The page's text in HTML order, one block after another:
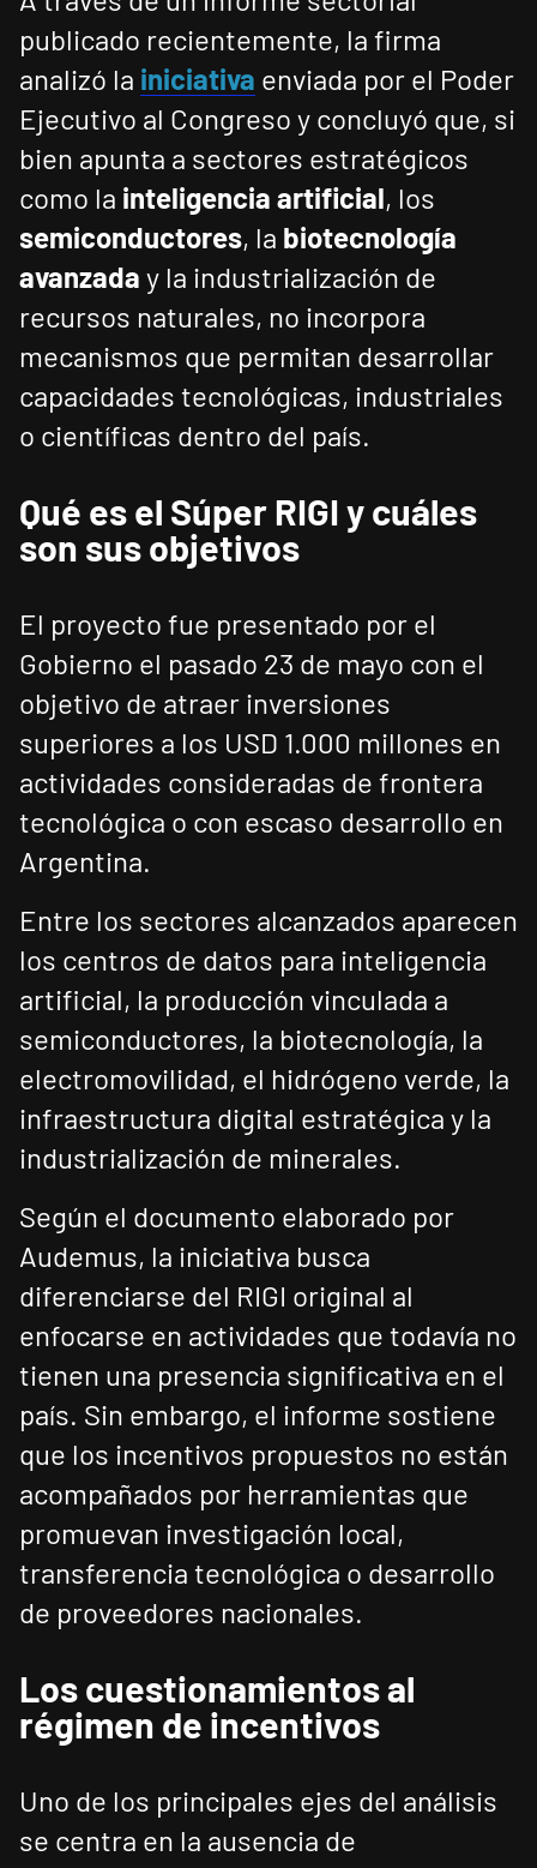
publicado recientemente, la firma
analizó la iniciativa enviada por el Poder
Ejecutivo al Congreso y concluyó que, si
bien apunta a sectores estratégicos
como la inteligencia artificial, los
semiconductores, la biotecnología
avanzada y la industrialización de
recursos naturales, no incorpora
mecanismos que permitan desarrollar
capacidades tecnológicas, industriales
o científicas dentro del país.
Qué es el Súper RIGI y cuáles
son sus objetivos
El proyecto fue presentado por el
Gobierno el pasado 23 de mayo con el
objetivo de atraer inversiones
superiores a los USD 1.000 millones en
actividades consideradas de frontera
tecnológica o con escaso desarrollo en
Argentina.
Entre los sectores alcanzados aparecen
los centros de datos para inteligencia
artificial, la producción vinculada a
semiconductores, la biotecnología, la
electromovilidad, el hidrógeno verde, la
infraestructura digital estratégica y la
industrialización de minerales.
Según el documento elaborado por
Audemus, la iniciativa busca
diferenciarse del RIGI original al
enfocarse en actividades que todavía no
tienen una presencia significativa en el
país. Sin embargo, el informe sostiene
que los incentivos propuestos no están
acompañados por herramientas que
promuevan investigación local,
transferencia tecnológica o desarrollo
de proveedores nacionales.
Los cuestionamientos al
régimen de incentivos
Uno de los principales ejes del análisis
se centra en la ausencia de